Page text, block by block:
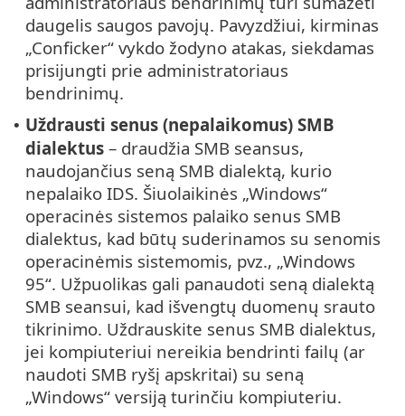
daugelis saugos pavojų. Pavyzdžiui, kirminas
„Conficker“ vykdo žodyno atakas, siekdamas
prisijungti prie administratoriaus
bendrinimų.
• Uždrausti senus (nepalaikomus) SMB
dialektus – draudžia SMB seansus,
naudojančius seną SMB dialektą, kurio
nepalaiko IDS. Šiuolaikinės „Windows“
operacinės sistemos palaiko senus SMB
dialektus, kad būtų suderinamos su senomis
operacinėmis sistemomis, pvz., „Windows
95“. Užpuolikas gali panaudoti seną dialektą
SMB seansui, kad išvengtų duomenų srauto
tikrinimo. Uždrauskite senus SMB dialektus,
jei kompiuteriui nereikia bendrinti failų (ar
naudoti SMB ryšį apskritai) su seną
„Windows“ versiją turinčiu kompiuteriu.